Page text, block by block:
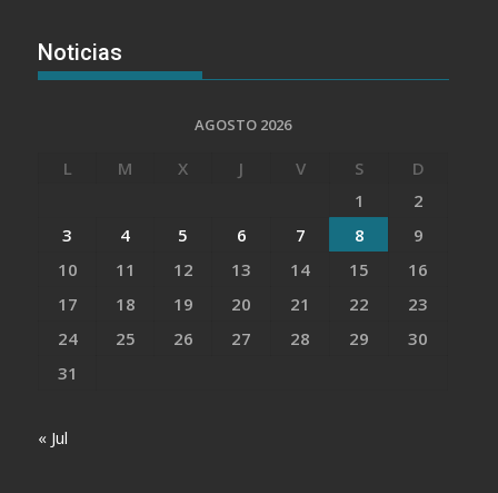
Noticias
AGOSTO 2026
L M X J V S
D
1
2
3
4 5 6 7 8
9
10
11 12 13 14 15
16
17
18 19 20 21 22
23
24
25 26 27 28 29
30
31
« Jul